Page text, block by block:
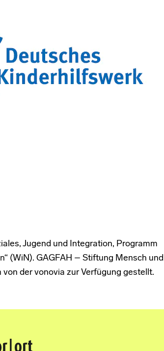
Jugend und Integration, Programm
(WiN). GAGFAH – Stiftung Mensch und
von der vonovia zur Verfügung gestellt.